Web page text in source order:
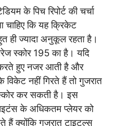
के पिच रिपोर्ट की चर्चा
चाहिए कि यह क्रिकेट
ही ज्यादा अनुकूल रहता है।
स्कोर 195 का है। यदि
हुए नजर आती है और
विकेट नहीं गिरते हैं तो गुजरात
कर सकती है। इस
के अधिकतम प्लेयर को
क्योंकि गुजरात टाइटल्स